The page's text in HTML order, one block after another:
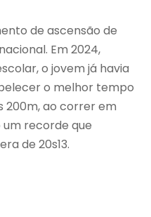
de ascensão de
Em 2024,
o jovem já havia
o melhor tempo
200m, ao correr em
recorde que
de 20s13.